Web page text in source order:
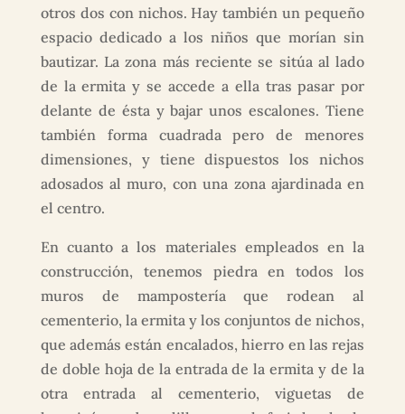
otros dos con nichos. Hay también un pequeño
espacio dedicado a los niños que morían sin
bautizar. La zona más reciente se sitúa al lado
de la ermita y se accede a ella tras pasar por
delante de ésta y bajar unos escalones. Tiene
también forma cuadrada pero de menores
dimensiones, y tiene dispuestos los nichos
adosados al muro, con una zona ajardinada en
el centro.
En cuanto a los materiales empleados en la
construcción, tenemos piedra en todos los
muros de mampostería que rodean al
cementerio, la ermita y los conjuntos de nichos,
que además están encalados, hierro en las rejas
de doble hoja de la entrada de la ermita y de la
otra entrada al cementerio, viguetas de